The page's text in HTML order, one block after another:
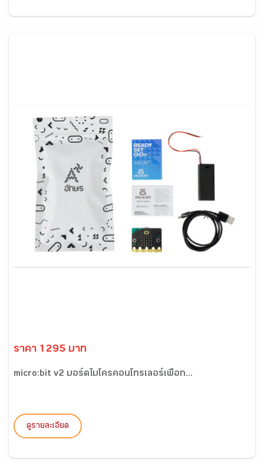
ราคา 1295 บาท
micro:bit v2 บอร์ดไมโครคอนโทรเลอร์เพื่อก...
ดูรายละเอียด